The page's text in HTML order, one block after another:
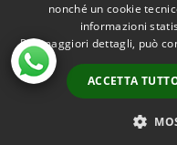
Accessibilità
Privacy
nonché un cookie
informazioni
Per maggiori dettagli, può
ACCETTA